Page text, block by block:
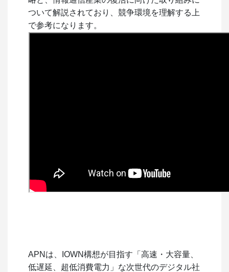
ついて解説されており、競争環境を理解する上
で参考になります。
APNは、IOWN構想が目指す「高速・大容量、
低遅延、超低消費電力」な次世代のデジタル社